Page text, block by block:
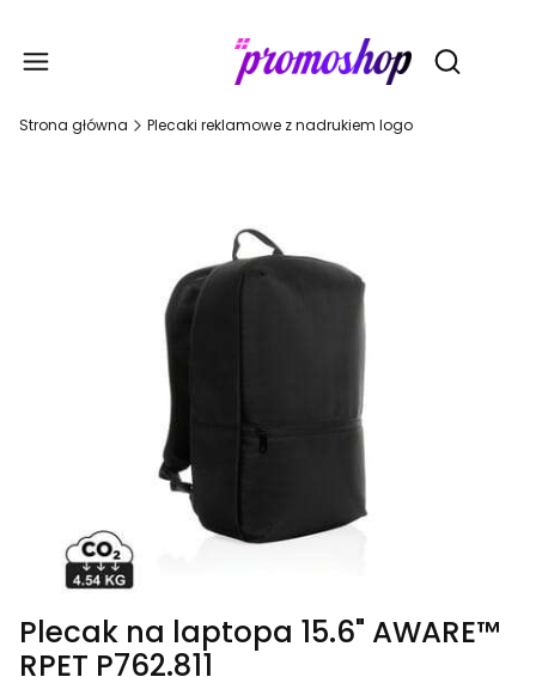
Otwórz
Strona główna Plecaki reklamowe z nadrukiem logo
Plecak na laptopa 15.6" AWARE™
RPET P762.811